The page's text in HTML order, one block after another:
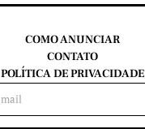
COMO ANUNCIAR
CONTATO
POLÍTICA DE PRIVACIDADE